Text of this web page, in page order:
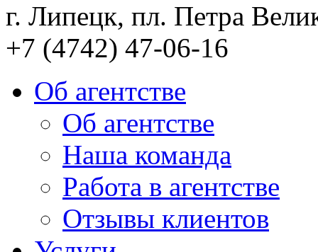
г. Липецк, пл. Петра
+7 (4742) 47-06-16
Об агентстве
Об агентстве
Наша команда
Работа в агентстве
Отзывы клиентов